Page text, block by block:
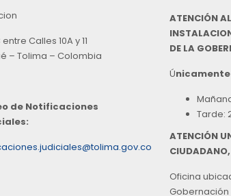
Calles 10A y 11
– Tolima – Colombia
de Notificaciones
ATENCIÓN
DE LA
Únicamente
Tarde:
ATENCIÓN
CIUDADANO,
Oficina
Gobernación